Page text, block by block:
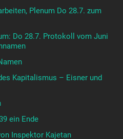
Plenum Do 28.7. zum
Do 28.7. Protokoll vom Juni
Kapitalismus – Eisner und
ein Ende
Inspektor Kajetan